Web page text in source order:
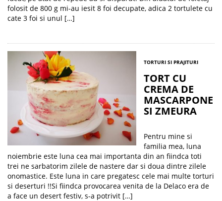
folosit de 800 g mi-au iesit 8 foi decupate, adica 2 tortulete cu
cate 3 foi si unul […]
TORTURI SI PRAJITURI
TORT CU
CREMA DE
MASCARPONE
SI ZMEURA
Pentru mine si
familia mea, luna
noiembrie este luna cea mai importanta din an fiindca toti
trei ne sarbatorim zilele de nastere dar si doua dintre zilele
onomastice. Este luna in care pregatesc cele mai multe torturi
si deserturi !!Si fiindca provocarea venita de la Delaco era de
a face un desert festiv, s-a potrivit […]